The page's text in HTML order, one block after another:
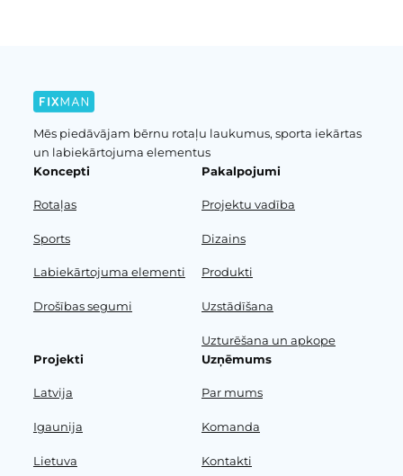
Mēs piedāvājam bērnu rotaļu laukumus, sporta iekārtas
un labiekārtojuma elementus
Koncepti
Rotaļas
Sports
Labiekārtojuma elementi
Drošības segumi
Pakalpojumi
Projektu vadība
Dizains
Produkti
Uzstādīšana
Uzturēšana un apkope
Projekti
Latvija
Igaunija
Lietuva
Uzņēmums
Par mums
Komanda
Kontakti